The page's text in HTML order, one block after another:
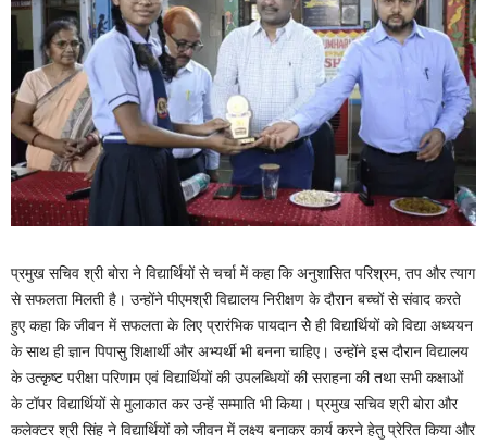
प्रमुख सचिव श्री बोरा ने विद्यार्थियों से चर्चा में कहा कि अनुशासित परिश्रम, तप और त्याग
से सफलता मिलती है। उन्होंने पीएमश्री विद्यालय निरीक्षण के दौरान बच्चों से संवाद करते
हुए कहा कि जीवन में सफलता के लिए प्रारंभिक पायदान सेेे ही विद्यार्थियों को विद्या अध्ययन
के साथ ही ज्ञान पिपासु शिक्षार्थी और अभ्यर्थी भी बनना चाहिए। उन्होंने इस दौरान विद्यालय
के उत्कृष्ट परीक्षा परिणाम एवं विद्यार्थियों की उपलब्धियों की सराहना की तथा सभी कक्षाओं
के टॉपर विद्यार्थियों से मुलाकात कर उन्हें सम्माति भी किया। प्रमुख सचिव श्री बोरा और
कलेक्टर श्री सिंह ने विद्यार्थियों को जीवन में लक्ष्य बनाकर कार्य करने हेतु प्रेरित किया और